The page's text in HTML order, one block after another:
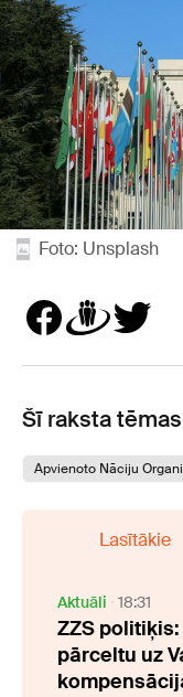
Foto: Unsplash
Šī raksta tēmas
Apvienoto Nāciju
Lasītākie
Aktuāli 18:31
ZZS
pārceltu uz